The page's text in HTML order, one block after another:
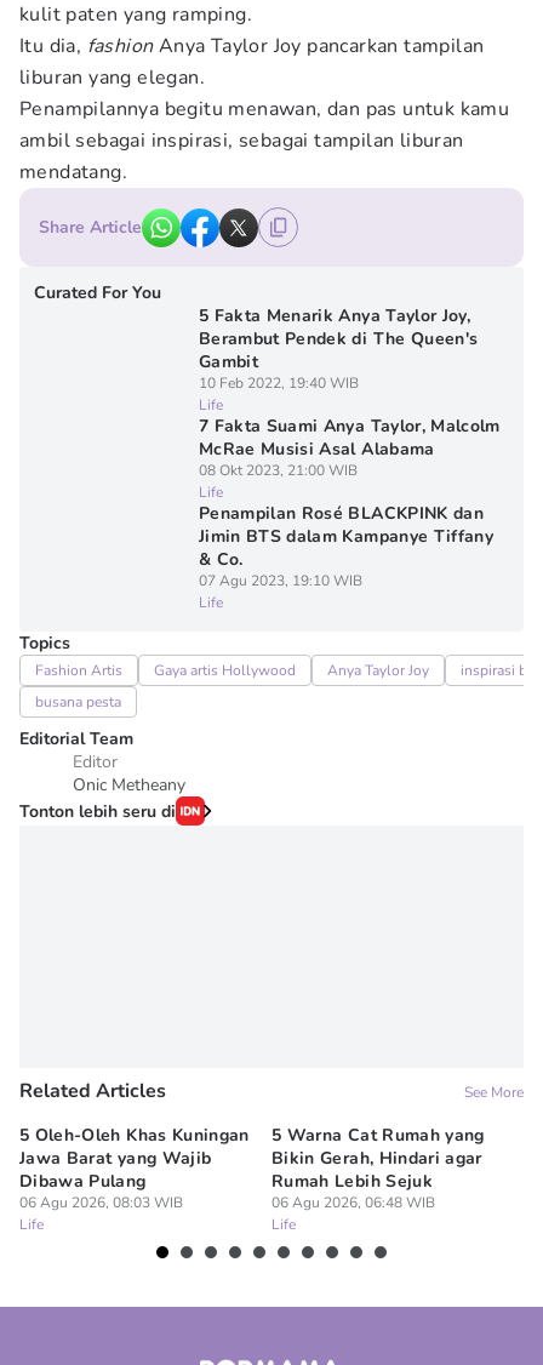
kulit paten yang ramping.
Itu dia, fashionAnya Taylor Joy pancarkan tampilan
liburan yang elegan.
Penampilannya begitu menawan, dan pas untuk kamu
ambil sebagai inspirasi, sebagai tampilan liburan
mendatang.
Share Article
Curated For You
5 Fakta Menarik Anya Taylor Joy,
Berambut Pendek di The Queen's
Gambit
10 Feb 2022, 19:40 WIB
Life
7 Fakta Suami Anya Taylor, Malcolm
McRae Musisi Asal Alabama
08 Okt 2023, 21:00 WIB
Life
Penampilan Rosé BLACKPINK dan
Jimin BTS dalam Kampanye Tiffany
& Co.
07 Agu 2023, 19:10 WIB
Life
Topics
Fashion Artis Gaya artis Hollywood Anya Taylor Joy
inspirasi
busana pesta
Editorial Team
Editor
Onic Metheany
Tonton lebih seru di
Related Articles See More
5 Oleh-Oleh Khas Kuningan
Jawa Barat yang Wajib
Dibawa Pulang
06 Agu 2026, 08:03 WIB
Life
5 Warna Cat Rumah yang
Bikin Gerah, Hindari agar
Rumah Lebih Sejuk
06 Agu 2026, 06:48 WIB
Life